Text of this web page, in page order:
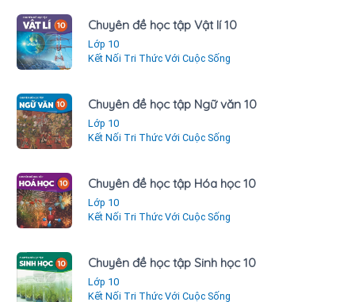
Chuyên đề học tập Vật lí 10
Lớp 10
Kết Nối Tri Thức Với Cuộc Sống
Chuyên đề học tập Ngữ văn 10
Lớp 10
Kết Nối Tri Thức Với Cuộc Sống
Chuyên đề học tập Hóa học 10
Lớp 10
Kết Nối Tri Thức Với Cuộc Sống
Chuyên đề học tập Sinh học 10
Lớp 10
Kết Nối Tri Thức Với Cuộc Sống